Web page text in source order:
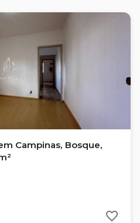
Campinas, Bosque,